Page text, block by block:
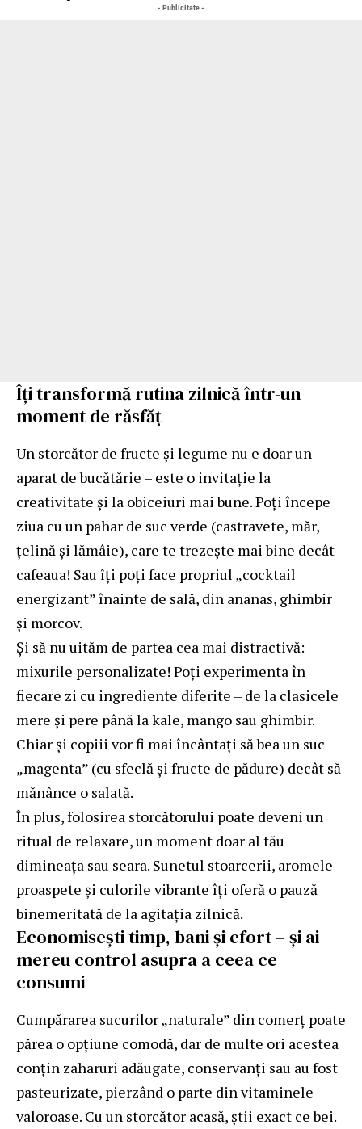
- Publicitate -
Îți transformă rutina zilnică într-un
moment de răsfăț
Un storcător de fructe și legume nu e doar un
aparat de bucătărie – este o invitație la
creativitate și la obiceiuri mai bune. Poți începe
ziua cu un pahar de suc verde (castravete, măr,
țelină și lămâie), care te trezește mai bine decât
cafeaua! Sau îți poți face propriul „cocktail
energizant” înainte de sală, din ananas, ghimbir
și morcov.
Și să nu uităm de partea cea mai distractivă:
mixurile personalizate! Poți experimenta în
fiecare zi cu ingrediente diferite – de la clasicele
mere și pere până la kale, mango sau ghimbir.
Chiar și copiii vor fi mai încântați să bea un suc
„magenta” (cu sfeclă și fructe de pădure) decât să
mănânce o salată.
În plus, folosirea storcătorului poate deveni un
ritual de relaxare, un moment doar al tău
dimineața sau seara. Sunetul stoarcerii, aromele
proaspete și culorile vibrante îți oferă o pauză
binemeritată de la agitația zilnică.
Economisești timp, bani și efort – și ai
mereu control asupra a ceea ce
consumi
Cumpărarea sucurilor „naturale” din comerț poate
părea o opțiune comodă, dar de multe ori acestea
conțin zaharuri adăugate, conservanți sau au fost
pasteurizate, pierzând o parte din vitaminele
valoroase. Cu un storcător acasă, știi exact ce bei.